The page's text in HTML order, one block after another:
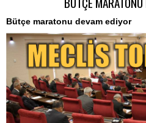
Bütçe maratonu devam ediyor